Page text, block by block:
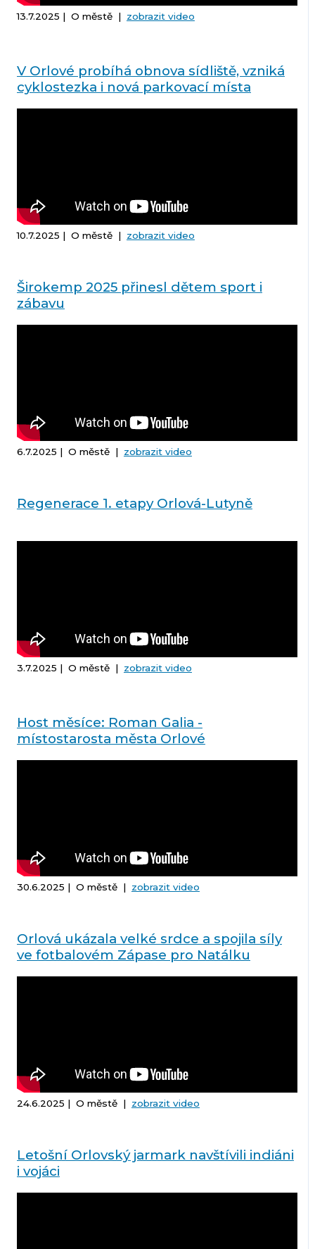
13.7.2025 | O městě | zobrazit video
V Orlové probíhá obnova sídliště, vzniká
cyklostezka i nová parkovací místa
10.7.2025 | O městě | zobrazit video
Širokemp 2025 přinesl dětem sport i
zábavu
6.7.2025 | O městě | zobrazit video
Regenerace 1. etapy Orlová-Lutyně
3.7.2025 | O městě | zobrazit video
Host měsíce: Roman Galia -
místostarosta města Orlové
30.6.2025 | O městě | zobrazit video
Orlová ukázala velké srdce a spojila síly
ve fotbalovém Zápase pro Natálku
24.6.2025 | O městě | zobrazit video
Letošní Orlovský jarmark navštívili indiáni
i vojáci